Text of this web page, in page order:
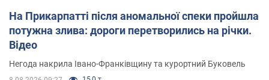
На Прикарпатті після аномальної спеки пройшла
потужна злива: дороги перетворились на річки.
Відео
Негода накрила Івано-Франківщину та курортний Буковель